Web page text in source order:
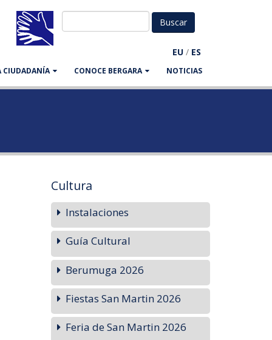
EU / ES
CIUDADANÍA CONOCE BERGARA NOTICIAS
Cultura
Instalaciones
Guía Cultural
Berumuga 2026
Fiestas San Martin 2026
Feria de San Martin 2026